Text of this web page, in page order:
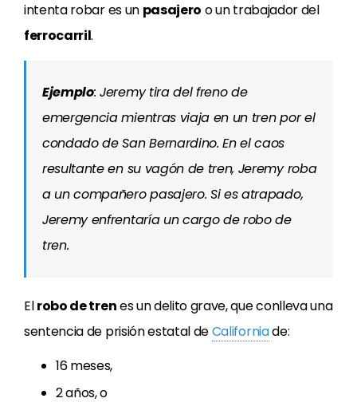
intenta robar es un pasajero o un trabajador del
ferrocarril.
Ejemplo: Jeremy tira del freno de
emergencia mientras viaja en un tren por el
condado de San Bernardino. En el caos
resultante en su vagón de tren, Jeremy roba
a un compañero pasajero. Si es atrapado,
Jeremy enfrentaría un cargo de robo de
tren.
Elrobo de trenes un delito grave, que conlleva una
sentencia de prisión estatal deCaliforniade:
16 meses,
2 años, o